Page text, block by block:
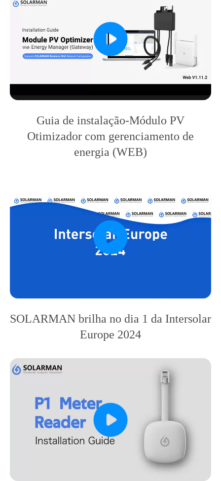
Guia de instalação-Módulo PV
Otimizador com gerenciamento de
energia (WEB)
SOLARMAN brilha no dia 1 da Intersolar
Europe 2024